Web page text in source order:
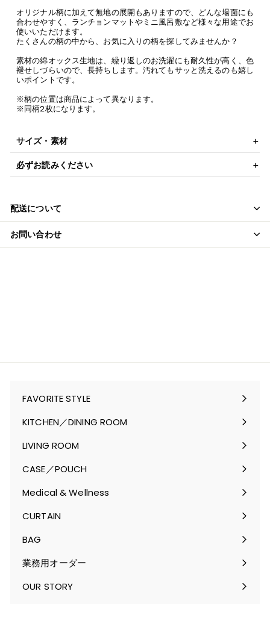
オリジナル柄に加えて無地の展開もありますので、どんな場面にも
合わせやすく、ランチョンマットやミニ風呂敷など様々な用途でお
使いいただけます。
たくさんの柄の中から、お気に入りの柄を探してみませんか？
素材の綿オックス生地は、繰り返しのお洗濯にも耐久性が高く、色
褪せしづらいので、長持ちします。汚れてもサッと洗えるのも嬉し
いポイントです。
※柄の位置は商品によって異なります。
※同柄2枚になります。
サイズ・素材
必ずお読みください
配送について
お問い合わせ
FAVORITE STYLE
サ
メ
ュ
を
く
KITCHEN／DINING ROOM
サ
メ
ュ
を
く
LIVING ROOM
サ
メ
ュ
を
く
CASE／POUCH
サ
メ
ュ
を
く
Medical & Wellness
サ
メ
ュ
を
く
CURTAIN
サ
メ
ニ
ュ
を
BAG
サ
ブ
メ
ュ
業務用オーダー
OUR STORY